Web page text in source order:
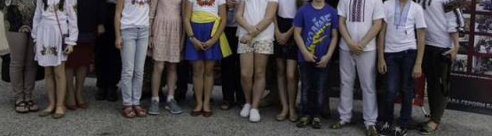
Просимо
Заборонити
російської
в
Petição
Portugal:
símbolos